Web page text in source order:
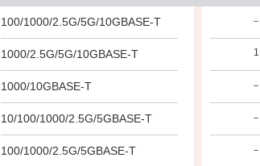
100/1000/2.5G/5G/10GBASE-T
1000/2.5G/5G/10GBASE-T
1000/10GBASE-T
10/100/1000/2.5G/5GBASE-T
100/1000/2.5G/5GBASE-T
－
2
－
－
－
－
2
－
－
－
1
－
－
－